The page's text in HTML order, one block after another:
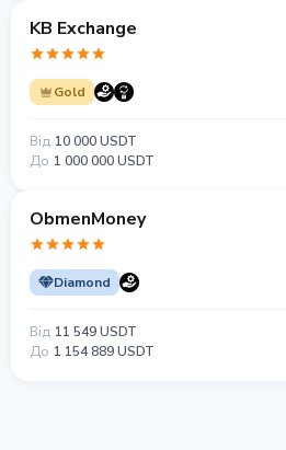
KB Exchange
Gold
Від 10 000 USDT
До 1 000 000 USDT
ObmenMoney
Diamond
Від 11 549 USDT
До 1 154 889 USDT